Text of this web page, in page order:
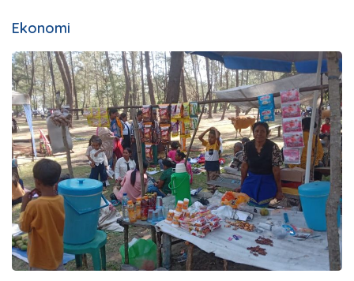
Ekonomi